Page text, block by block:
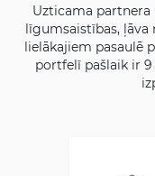
Uzticama partnera
līgumsaistības,
lielākajiem pasaulē
portfelī pašlaik ir